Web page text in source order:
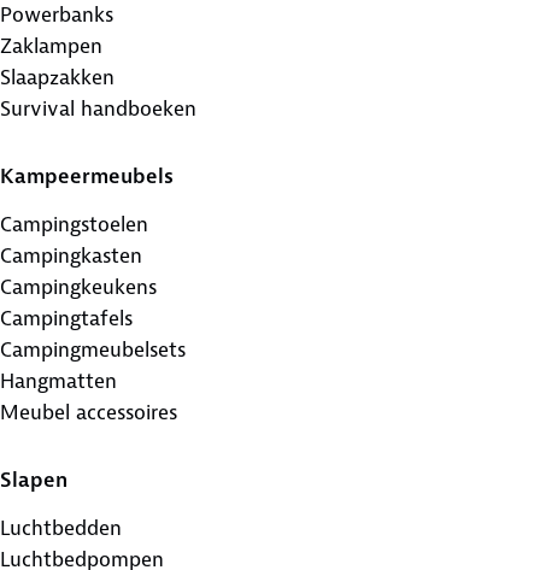
Powerbanks
Zaklampen
Slaapzakken
Survival handboeken
Kampeermeubels
Campingstoelen
Campingkasten
Campingkeukens
Campingtafels
Campingmeubelsets
Hangmatten
Meubel accessoires
Slapen
Luchtbedden
Luchtbedpompen